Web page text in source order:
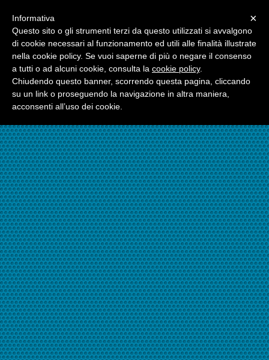
☎324.7403485
×
Informativa
Questo sito o gli strumenti terzi da questo utilizzati si avvalgono
di cookie necessari al funzionamento ed utili alle finalità illustrate
nella cookie policy. Se vuoi saperne di più o negare il consenso
a tutti o ad alcuni cookie, consulta la cookie policy.
Chiudendo questo banner, scorrendo questa pagina, cliccando
su un link o proseguendo la navigazione in altra maniera,
acconsenti all’uso dei cookie.